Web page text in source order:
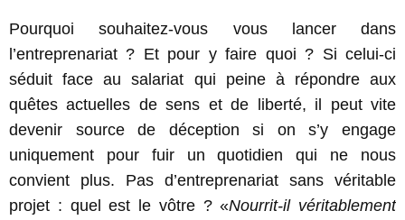
Pourquoi souhaitez-vous vous lancer dans
l’entreprenariat ? Et pour y faire quoi ? Si celui-ci
séduit face au salariat qui peine à répondre aux
quêtes actuelles de sens et de liberté, il peut vite
devenir source de déception si on s’y engage
uniquement pour fuir un quotidien qui ne nous
convient plus. Pas d’entreprenariat sans véritable
projet : quel est le vôtre ? «Nourrit-il véritablement